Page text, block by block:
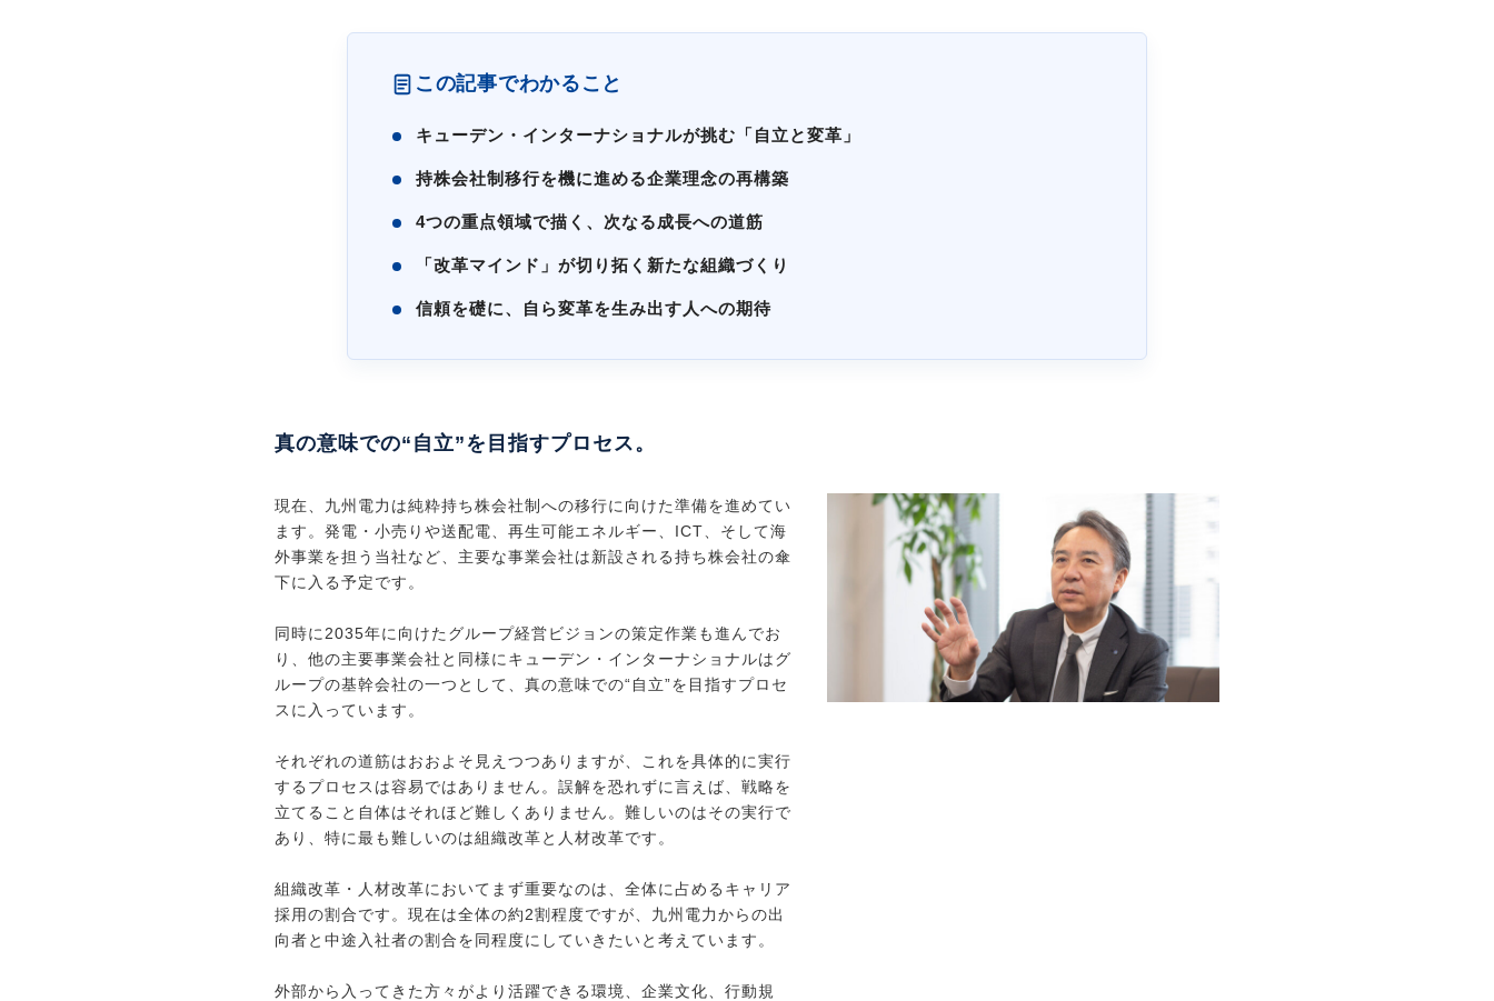
この記事でわかること
キューデン・インターナショナルが挑む「自立と変革」
持株会社制移行を機に進める企業理念の再構築
4つの重点領域で描く、次なる成長への道筋
「改革マインド」が切り拓く新たな組織づくり
信頼を礎に、自ら変革を生み出す人への期待
真の意味での“自立”を目指すプロセス。
現在、九州電力は純粋持ち株会社制への移行に向けた準備を進めてい
ます。発電・小売りや送配電、再生可能エネルギー、ICT、そして海
外事業を担う当社など、主要な事業会社は新設される持ち株会社の傘
下に入る予定です。
同時に2035年に向けたグループ経営ビジョンの策定作業も進んでお
り、他の主要事業会社と同様にキューデン・インターナショナルはグ
ループの基幹会社の一つとして、真の意味での“自立”を目指すプロセ
スに入っています。
それぞれの道筋はおおよそ見えつつありますが、これを具体的に実行
するプロセスは容易ではありません。誤解を恐れずに言えば、戦略を
立てること自体はそれほど難しくありません。難しいのはその実行で
あり、特に最も難しいのは組織改革と人材改革です。
組織改革・人材改革においてまず重要なのは、全体に占めるキャリア
採用の割合です。現在は全体の約2割程度ですが、九州電力からの出
向者と中途入社者の割合を同程度にしていきたいと考えています。
外部から入ってきた方々がより活躍できる環境、企業文化、行動規